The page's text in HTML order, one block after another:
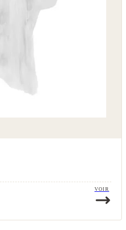
VOIR